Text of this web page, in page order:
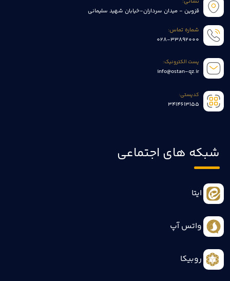
قزوین - میدان سرداران-خیابان شهید سلیمانی
شماره تماس:
028-33892000
پست الکترونیک:
info@ostan-qz.ir
کدپستی:
3414613155
شبکه های اجتماعی
ایتا
واتس آپ
روبیکا